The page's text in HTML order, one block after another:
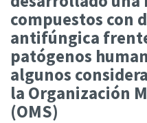
compuestos con
antifúngica
patógenos
algunos
la Organización
(OMS)